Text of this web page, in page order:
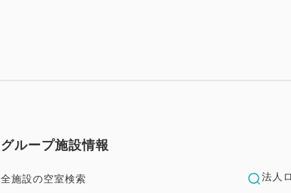
グループ施設情報
全施設の空室検索 法人